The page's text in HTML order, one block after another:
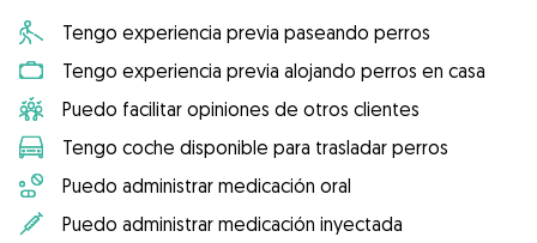
Tengo experiencia previa paseando perros
Tengo experiencia previa alojando perros en casa
Puedo facilitar opiniones de otros clientes
Tengo coche disponible para trasladar perros
Puedo administrar medicación oral
Puedo administrar medicación inyectada